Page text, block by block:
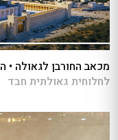
מכאב החורבן לגאולה •
לחלוחית גאולתית חבד